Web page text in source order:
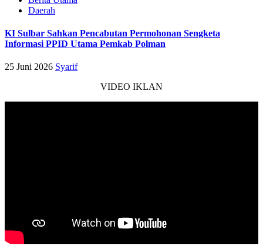
Daerah
KI Sulbar Sahkan Pencabutan Permohonan Sengketa
Informasi PPID Utama Pemkab Polman
25 Juni 2026 Syarif
VIDEO IKLAN